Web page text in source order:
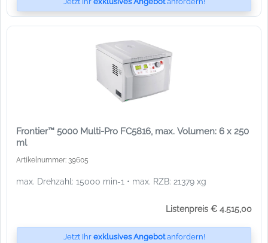
Frontier™ 5000 Multi-Pro FC5816, max. Volumen: 6 x 250
ml
Artikelnummer: 39605
max. Drehzahl: 15000 min-1 • max. RZB: 21379 xg
Listenpreis € 4.515,00
Jetzt Ihr exklusives Angebotanfordern!